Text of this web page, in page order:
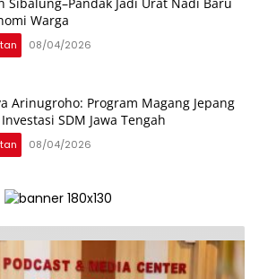
Sibalung–Pandak Jadi Urat Nadi Baru
Warga
08/04/2026
Arinugroho: Program Magang Jepang
Investasi SDM Jawa Tengah
08/04/2026